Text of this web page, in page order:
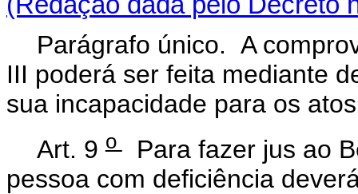
Parágrafo único. A
III poderá ser feita mediante
sua incapacidade para os
Art. 9o Para fazer jus ao
pessoa com deficiência